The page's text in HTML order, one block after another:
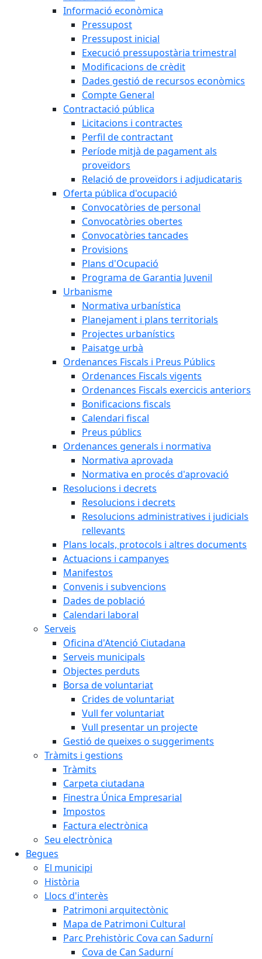
Informació econòmica
Pressupost
Pressupost inicial
Execució pressupostària trimestral
Modificacions de crèdit
Dades gestió de recursos econòmics
Compte General
Contractació pública
Licitacions i contractes
Perfil de contractant
Període mitjà de pagament als
proveïdors
Relació de proveïdors i adjudicataris
Oferta pública d'ocupació
Convocatòries de personal
Convocatòries obertes
Convocatòries tancades
Provisions
Plans d'Ocupació
Programa de Garantia Juvenil
Urbanisme
Normativa urbanística
Planejament i plans territorials
Projectes urbanístics
Paisatge urbà
Ordenances Fiscals i Preus Públics
Ordenances Fiscals vigents
Ordenances Fiscals exercicis anteriors
Bonificacions fiscals
Calendari fiscal
Preus públics
Ordenances generals i normativa
Normativa aprovada
Normativa en procés d'aprovació
Resolucions i decrets
Resolucions i decrets
Resolucions administratives i judicials
rellevants
Plans locals, protocols i altres documents
Actuacions i campanyes
Manifestos
Convenis i subvencions
Dades de població
Calendari laboral
Serveis
Oficina d'Atenció Ciutadana
Serveis municipals
Objectes perduts
Borsa de voluntariat
Crides de voluntariat
Vull fer voluntariat
Vull presentar un projecte
Gestió de queixes o suggeriments
Tràmits i gestions
Tràmits
Carpeta ciutadana
Finestra Única Empresarial
Impostos
Factura electrònica
Seu electrònica
Begues
El municipi
Història
Llocs d'interès
Patrimoni arquitectònic
Mapa de Patrimoni Cultural
Parc Prehistòric Cova can Sadurní
Cova de Can Sadurní